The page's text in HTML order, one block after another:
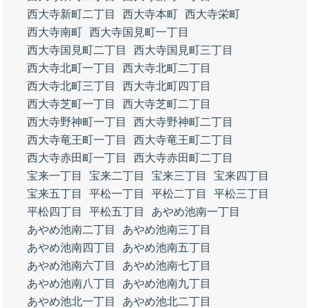
西大寺新町二丁目
西大寺本町 西大寺栄町
西大寺南町 西大寺国見町一丁目
西大寺国見町二丁目
西大寺国見町三丁目
西大寺北町一丁目
西大寺北町二丁目
西大寺北町三丁目
西大寺北町四丁目
西大寺芝町一丁目
西大寺芝町二丁目
西大寺野神町一丁目
西大寺野神町二丁目
西大寺竜王町一丁目
西大寺竜王町二丁目
西大寺赤田町一丁目
西大寺赤田町二丁目
宝来一丁目
宝来二丁目 宝来三丁目
宝来四丁目
宝来五丁目
平松一丁目 平松二丁目
平松三丁目
平松四丁目
平松五丁目
あやめ池南一丁目
あやめ池南二丁目
あやめ池南三丁目
あやめ池南四丁目
あやめ池南五丁目
あやめ池南六丁目
あやめ池南七丁目
あやめ池南八丁目
あやめ池南九丁目
あやめ池北一丁目
あやめ池北二丁目